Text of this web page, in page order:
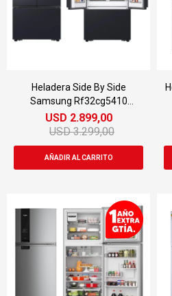
Heladera Side By Side
Samsung Rf32cg5410
Inverter 867 Lts
USD 2.899,00
USD 3.299,00